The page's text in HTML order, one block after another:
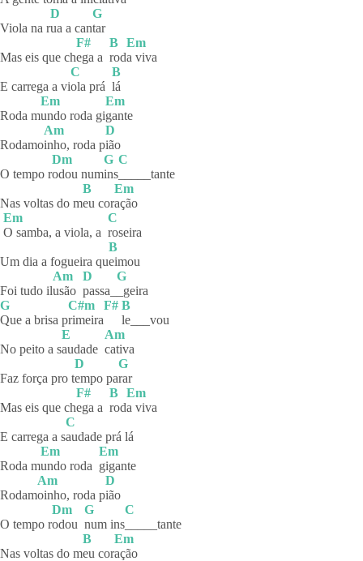
Viola na r
D
ua a can
G
tar
Mas eis que ch
F#
ega a
B
rod
Em
a viva
E carrega a vi
C
ola prá
B
lá
Roda m
Em
undo roda gi
Em
gante
Rodamo
Am
inho, roda p
D
ião
O tempo r
Dm
odou num
G
ins
C
_____tante
Nas voltas do m
B
eu cor
Em
ação
Em
O samba, a viola, a
C
roseira
Um dia a fogueira qu
B
eimou
Foi tudo il
Am
usão
D
passa_
G
_geira
G
Que a brisa p
C#m
rimeira
F# B
le___vou
No peito a s
E
audade
Am
cativa
Faz força pro t
D
empo pa
G
rar
Mas eis que ch
F#
ega a
B
rod
Em
a viva
E carrega a s
C
audade prá lá
Roda m
Em
undo roda
Em
gigante
Rodam
Am
oinho, roda p
D
ião
O tempo r
Dm
odou
G
num ins
C
_____tante
Nas voltas do m
B
eu cor
Em
ação